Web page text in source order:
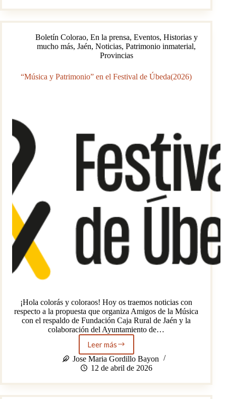
mezcla
cultural
Aldeaquemada
Boletín Colorao, En la prensa, Eventos, Historias y
mucho más,Jaén,Noticias,Patrimonio inmaterial,
Provincias
“Música y Patrimonio” en el Festival de Úbeda(2026)
¡Hola colorás y coloraos! Hoy os traemos noticias con
respecto a la propuesta que organiza Amigos de la Música
con el respaldo de Fundación Caja Rural de Jaén y la
colaboración del Ayuntamiento de…
Leer más“Música
y
Patrimonio”
el
Festival
Jose Maria Gordillo Bayon
12 de abril de 2026